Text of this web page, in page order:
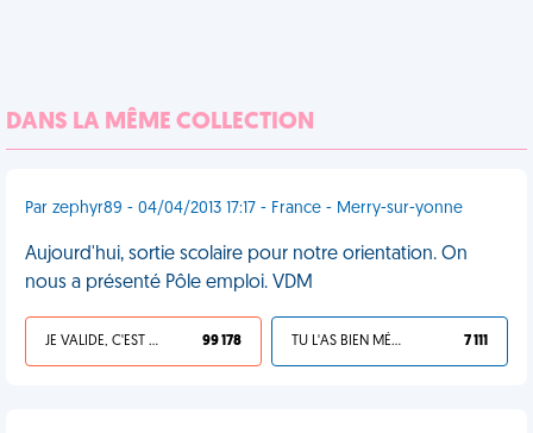
DANS LA MÊME COLLECTION
Par zephyr89 - 04/04/2013 17:17 - France - Merry-sur-yonne
Aujourd'hui, sortie scolaire pour notre orientation. On
nous a présenté Pôle emploi. VDM
JE VALIDE, C'EST UNE VDM 99 178 TU L'AS BIEN MÉRITÉ 7 111